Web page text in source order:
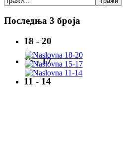
Последња 3 броја
18 - 20
15 - 17
11 - 14